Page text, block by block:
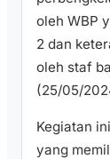
oleh WBP
2 dan
oleh staf
(25/05/
Kegiatan
yang